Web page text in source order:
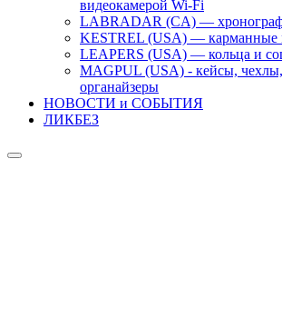
видеокамерой Wi-Fi
LABRADAR (CA) —
KESTREL (USA) — карманные
LEAPERS (USA) — кольца и
MAGPUL (USA) - кейсы,
органайзеры
НОВОСТИ и СОБЫТИЯ
ЛИКБЕЗ